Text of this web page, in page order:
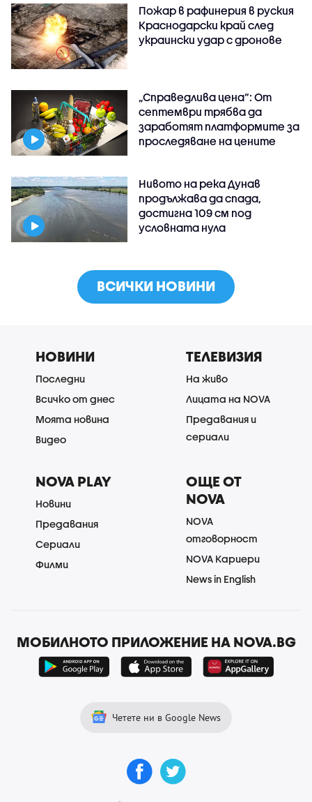
Пожар в рафинерия в руския
Краснодарски край след
украински удар с дронове
„Справедлива цена“: От
септември трябва да
заработят платформите за
проследяване на цените
Нивото на река Дунав
продължава да спада,
достигна 109 см под
условната нула
ВСИЧКИ НОВИНИ
НОВИНИ
Последни
Всичко от днес
Моята новина
Видео
ТЕЛЕВИЗИЯ
На живо
Лицата на NOVA
Предавания и
сериали
NOVA PLAY
Новини
Предавания
Сериали
Филми
ОЩЕ ОТ
NOVA
NOVA
отговорност
NOVA Кариери
News in English
МОБИЛНОТО ПРИЛОЖЕНИЕ НА NOVA.BG
Четете ни в Google News